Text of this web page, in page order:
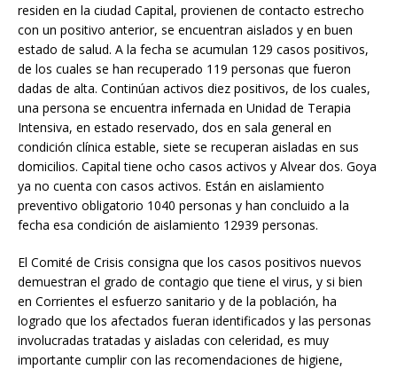
residen en la ciudad Capital, provienen de contacto estrecho
con un positivo anterior, se encuentran aislados y en buen
estado de salud. A la fecha se acumulan 129 casos positivos,
de los cuales se han recuperado 119 personas que fueron
dadas de alta. Continúan activos diez positivos, de los cuales,
una persona se encuentra infernada en Unidad de Terapia
Intensiva, en estado reservado, dos en sala general en
condición clínica estable, siete se recuperan aisladas en sus
domicilios. Capital tiene ocho casos activos y Alvear dos. Goya
ya no cuenta con casos activos. Están en aislamiento
preventivo obligatorio 1040 personas y han concluido a la
fecha esa condición de aislamiento 12939 personas.
El Comité de Crisis consigna que los casos positivos nuevos
demuestran el grado de contagio que tiene el virus, y si bien
en Corrientes el esfuerzo sanitario y de la población, ha
logrado que los afectados fueran identificados y las personas
involucradas tratadas y aisladas con celeridad, es muy
importante cumplir con las recomendaciones de higiene,